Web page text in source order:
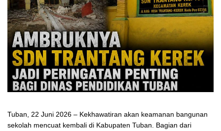
Tuban, 22 Juni 2026 – Kekhawatiran akan keamanan bangunan
sekolah mencuat kembali di Kabupaten Tuban. Bagian dari